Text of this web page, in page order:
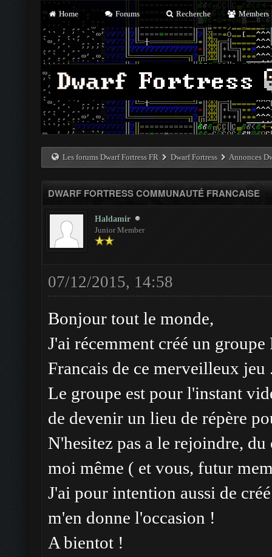
Home Forums Recherche Members
Les forums Dwarf Fortress FR Dwarf Fortress Annonces
DWARF FORTRESS COMMUNAUTÉ FRANCAISE
Haldamir
Junior Member
07/12/2015, 14:58
Bonjour tout le monde,
J'ai récemment créé un
Francais de ce merveilleux jeu
Le groupe est pour l'instant
de devenir un lieu de répère
N'hesitez pas a le rejoindre,
moi même ( et vous, futur
J'ai pour intention aussi de
m'en donne l'occasion !
A bientot !